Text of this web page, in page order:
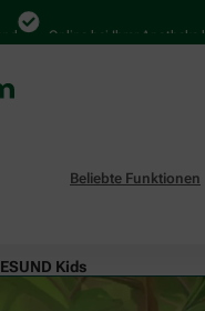
bei Ihrer Apotheke bestellen
Beliebte Funktionen
Kids